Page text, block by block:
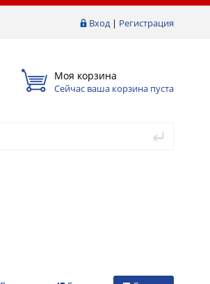
Вход| Регистрация
Моя корзина
Сейчас ваша корзина пуста